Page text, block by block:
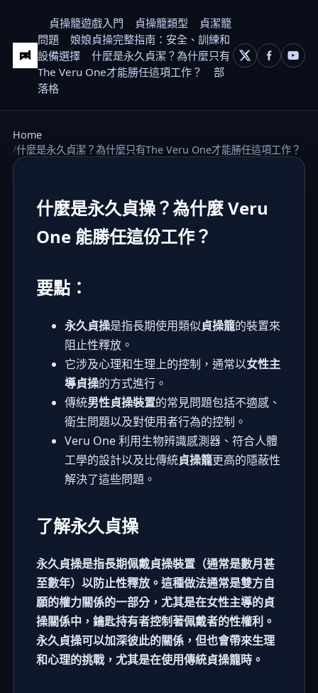
貞操籠遊戲入門 貞操籠類型
貞潔籠
問題
娘娘貞操完整指南：安全、訓練和
設備選擇
什麼是永久貞潔？為什麼只有
The Veru One才能勝任這項工作？
部
落格
Home
什麼是永久貞潔？為什麼只有The Veru One才能勝任這項工作？
什麼是永久貞操？為什麼 Veru
One 能勝任這份工作？
要點：
永久貞操是指長期使用類似貞操籠的裝置來
阻止性釋放。
它涉及心理和生理上的控制，通常以女性主
導貞操的方式進行。
傳統男性貞操裝置的常見問題包括不適感、
衛生問題以及對使用者行為的控制。
Veru One 利用生物辨識感測器、符合人體
工學的設計以及比傳統貞操籠更高的隱蔽性
解決了這些問題。
了解永久貞操
永久貞操是指長期佩戴貞操裝置（通常是數月甚
至數年）以防止性釋放。這種做法通常是雙方自
願的權力關係的一部分，尤其是在女性主導的貞
操關係中，鑰匙持有者控制著佩戴者的性權利。
永久貞操可以加深彼此的關係，但也會帶來生理
和心理的挑戰，尤其是在使用傳統貞操籠時。